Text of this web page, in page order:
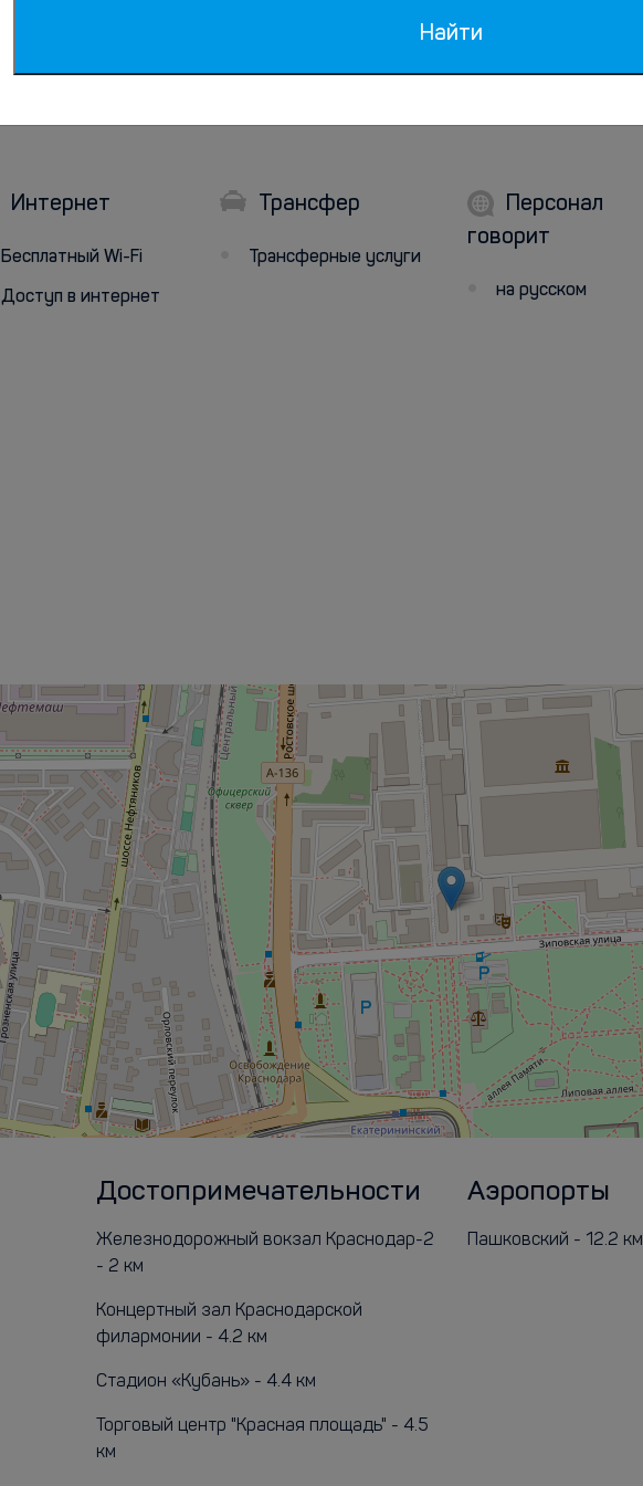
Интернет
Бесплатный Wi-Fi
Доступ в интернет
Трансфер
Трансферные услуги
Персонал
говорит
на русском
Достопримечательности
Железнодорожный вокзал Краснодар-2
- 2 км
Концертный зал Краснодарской
филармонии - 4.2 км
Стадион «Кубань» - 4.4 км
Торговый центр "Красная площадь" - 4.5
км
Аэропорты
Пашковский - 12.2 км
Найти